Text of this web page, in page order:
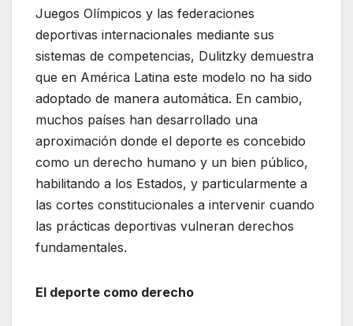
Juegos Olímpicos y las federaciones
deportivas internacionales mediante sus
sistemas de competencias, Dulitzky demuestra
que en América Latina este modelo no ha sido
adoptado de manera automática. En cambio,
muchos países han desarrollado una
aproximación donde el deporte es concebido
como un derecho humano y un bien público,
habilitando a los Estados, y particularmente a
las cortes constitucionales a intervenir cuando
las prácticas deportivas vulneran derechos
fundamentales.
El deporte como derecho